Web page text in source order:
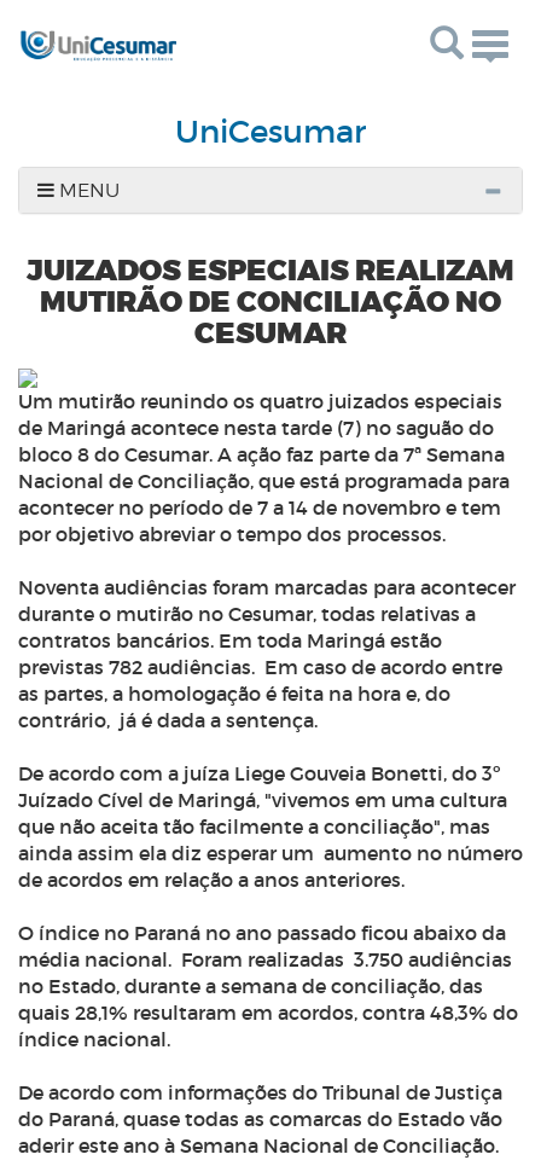
UniCesumar
MENU
JUIZADOS ESPECIAIS REALIZAM
MUTIRÃO DE CONCILIAÇÃO NO
CESUMAR
Um mutirão reunindo os quatro juizados especiais
de Maringá acontece nesta tarde (7) no saguão do
bloco 8 do Cesumar. A ação faz parte da 7ª Semana
Nacional de Conciliação, que está programada para
acontecer no período de 7 a 14 de novembro e tem
por objetivo abreviar o tempo dos processos.
Noventa audiências foram marcadas para acontecer
durante o mutirão no Cesumar, todas relativas a
contratos bancários. Em toda Maringá estão
previstas 782 audiências. Em caso de acordo entre
as partes, a homologação é feita na hora e, do
contrário, já é dada a sentença.
De acordo com a juíza Liege Gouveia Bonetti, do 3º
Juízado Cível de Maringá, "vivemos em uma cultura
que não aceita tão facilmente a conciliação", mas
ainda assim ela diz esperar um aumento no número
de acordos em relação a anos anteriores.
O índice no Paraná no ano passado ficou abaixo da
média nacional. Foram realizadas 3.750 audiências
no Estado, durante a semana de conciliação, das
quais 28,1% resultaram em acordos, contra 48,3% do
índice nacional.
De acordo com informações do Tribunal de Justiça
do Paraná, quase todas as comarcas do Estado vão
aderir este ano à Semana Nacional de Conciliação.